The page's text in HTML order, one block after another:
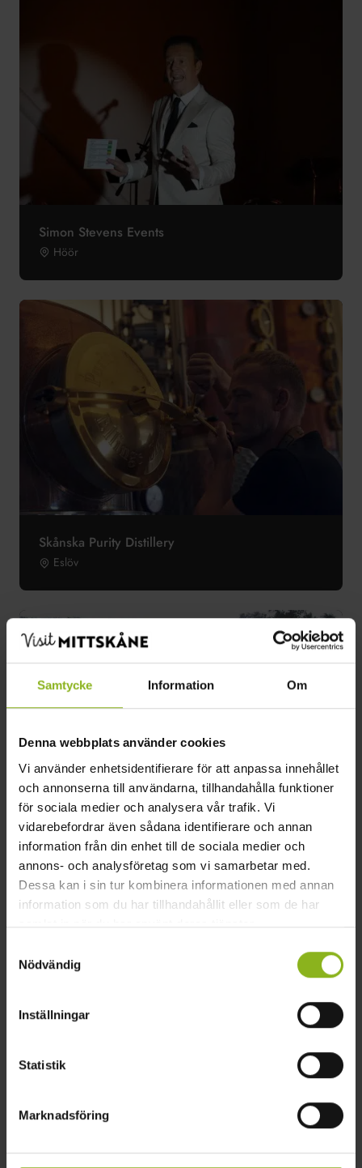
Samtycke Information Om
Denna webbplats använder cookies
Vi använder enhetsidentifierare för att anpassa innehållet
och annonserna till användarna, tillhandahålla funktioner
för sociala medier och analysera vår trafik. Vi
vidarebefordrar även sådana identifierare och annan
information från din enhet till de sociala medier och
annons- och analysföretag som vi samarbetar med.
Dessa kan i sin tur kombinera informationen med annan
information som du har tillhandahållit eller som de har
samlat in när du har använt deras tjänster.
Nödvändig
Inställningar
Statistik
Marknadsföring
Simon Stevens Events
Höör
Skånska Purity Distillery
Eslöv
Söderto Footgolf
Eslöv